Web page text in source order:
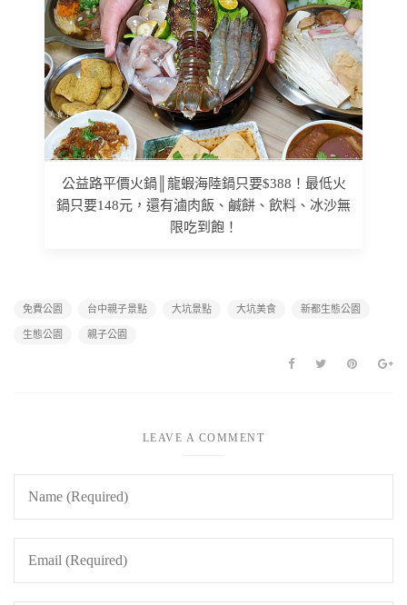
公益路平價火鍋║龍蝦海陸鍋只要$388！最低火
鍋只要148元，還有滷肉飯、鹹餅、飲料、冰沙無
限吃到飽！
免費公園 台中親子景點 大坑景點 大坑美食 新都生態公園
生態公園 親子公園
LEAVE A COMMENT